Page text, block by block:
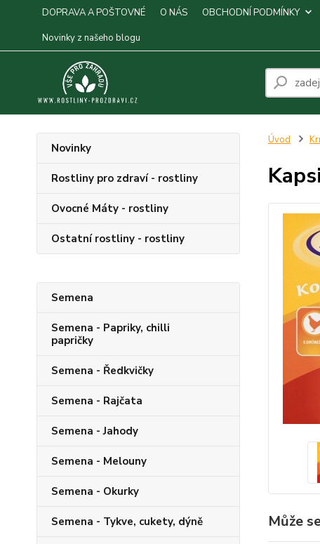
DOPRAVA A POŠTOVNÉ O NÁS OBCHODNÍ PODMÍNKY
Novinky z našeho blogu
Novinky
Rostliny pro zdraví - rostliny
Ovocné Máty - rostliny
Ostatní rostliny - rostliny
Semena
Semena - Papriky, chilli
papričky
Semena - Ředkvičky
Semena - Rajčata
Semena - Jahody
Semena - Melouny
Semena - Okurky
Semena - Tykve, cukety, dýně
Úvod
Může